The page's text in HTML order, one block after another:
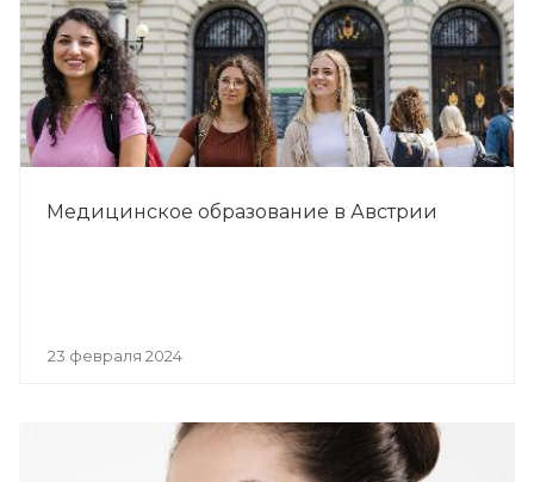
Медицинское образование в Австрии
23 февраля 2024